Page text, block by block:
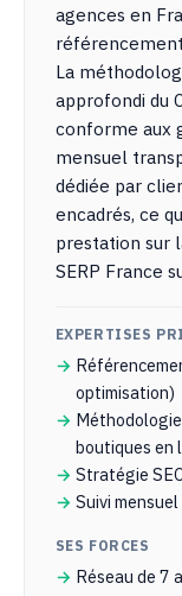
agences en
La
approfondi du
conforme aux
mensuel
dédiée par
encadrés, ce
prestation sur
SERP France
EXPERTISES
optimisation)
boutiques en
Stratégie
Suivi
SES FORCES
Réseau de 7